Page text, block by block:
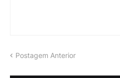
Postagem Anterior